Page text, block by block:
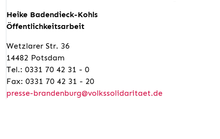
Heike Badendieck-Kohls
Öffentlichkeitsarbeit
Wetzlarer Str. 36
14482 Potsdam
Tel.: 0331 70 42 31 - 0
Fax: 0331 70 42 31 - 20
presse-brandenburg@volkssolidaritaet.de